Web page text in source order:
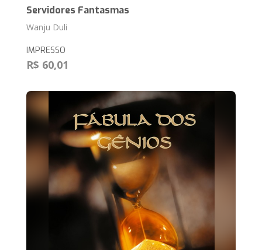
Servidores Fantasmas
Wanju Duli
IMPRESSO
R$ 60,01